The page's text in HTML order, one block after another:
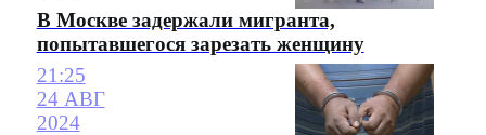
В Москве задержали мигранта,
попытавшегося зарезать женщину
21:25
24 АВГ
2024